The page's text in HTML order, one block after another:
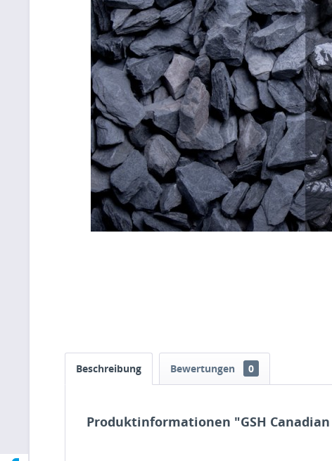
Beschreibung Bewertungen 0
Produktinformationen "GSH Canadian